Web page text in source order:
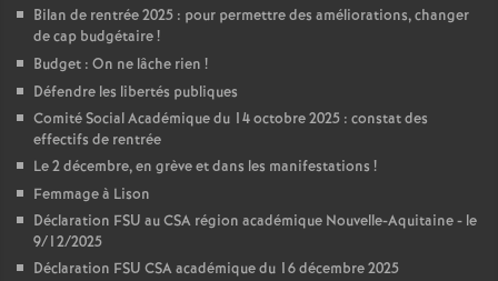
Bilan de rentrée 2025 : pour permettre des améliorations, changer
de cap budgétaire!
Budget : On ne lâche rien !
Défendre les libertés publiques
Comité Social Académique du 14 octobre 2025 : constat des
effectifs de rentrée
Le 2 décembre, en grève et dans les manifestations !
Femmage à Lison
Déclaration FSU au CSA région académique Nouvelle-Aquitaine - le
9/12/2025
Déclaration FSU CSA académique du 16 décembre 2025